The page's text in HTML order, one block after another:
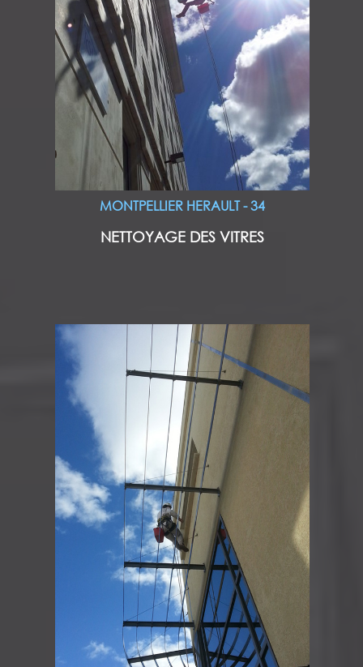
MONTPELLIER HERAULT - 34
NETTOYAGE DES VITRES